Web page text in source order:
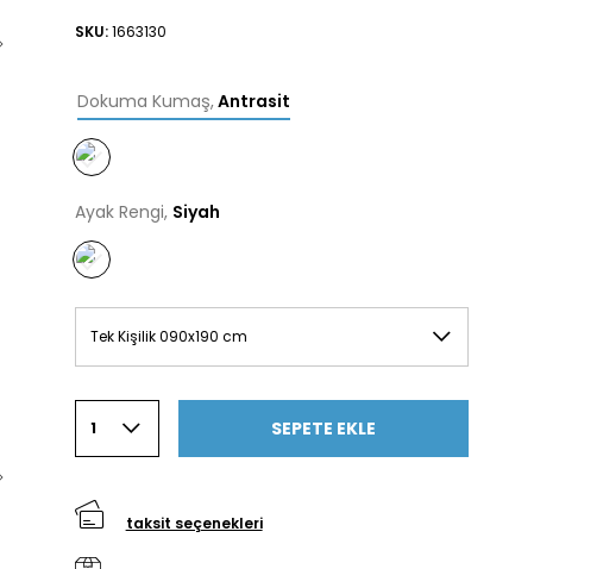
SKU: 1663130
Dokuma Kumaş,Antrasit
Ayak Rengi, Siyah
Tek Kişilik 090x190 cm
1 SEPETE EKLE
taksit seçenekleri